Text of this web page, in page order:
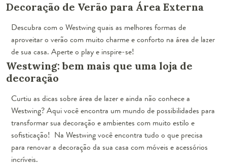
Decoração de Verão para Área Externa
Descubra com o Westwing quais as melhores formas de
aproveitar o verão com muito charme e conforto na área de lazer
de sua casa. Aperte o play e inspire-se!
Westwing: bem mais que uma loja de
decoração
Curtiu as dicas sobre área de lazer e ainda não conhece a
Westwing? Aqui você encontra um mundo de possibilidades para
transformar sua decoração e ambientes com muito estilo e
sofisticação! Na Westwing você encontra tudo o que precisa
para renovar a decoração da sua casa com móveis e acessórios
incríveis.